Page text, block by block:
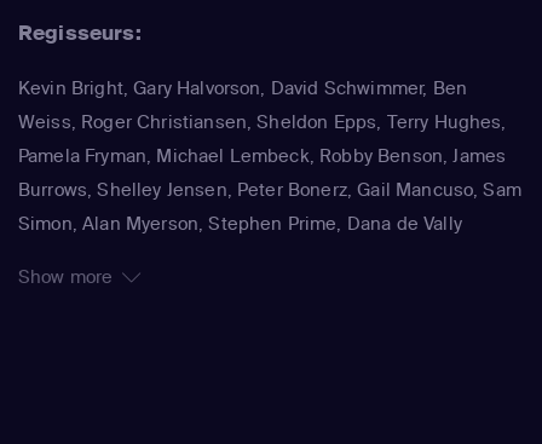
Regisseurs:
Kevin Bright, Gary Halvorson, David Schwimmer, Ben
Weiss, Roger Christiansen, Sheldon Epps, Terry Hughes,
Pamela Fryman, Michael Lembeck, Robby Benson, James
Burrows, Shelley Jensen, Peter Bonerz, Gail Mancuso, Sam
Simon, Alan Myerson, Stephen Prime, Dana de Vally
Show more